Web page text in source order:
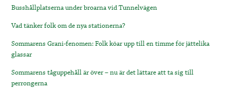
Busshållplatserna under broarna vid Tunnelvägen
Vad tänker folk om de nya stationerna?
Sommarens Grani-fenomen: Folk köar upp till en timme för jättelika
glassar
Sommarens tåguppehåll är över – nu är det lättare att ta sig till
perrongerna